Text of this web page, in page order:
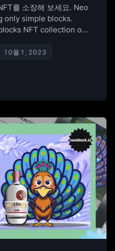
를 소장해 보세요. Neo
only simple blocks.
NFT collection on
neoblocks-cars
10월 1, 2023